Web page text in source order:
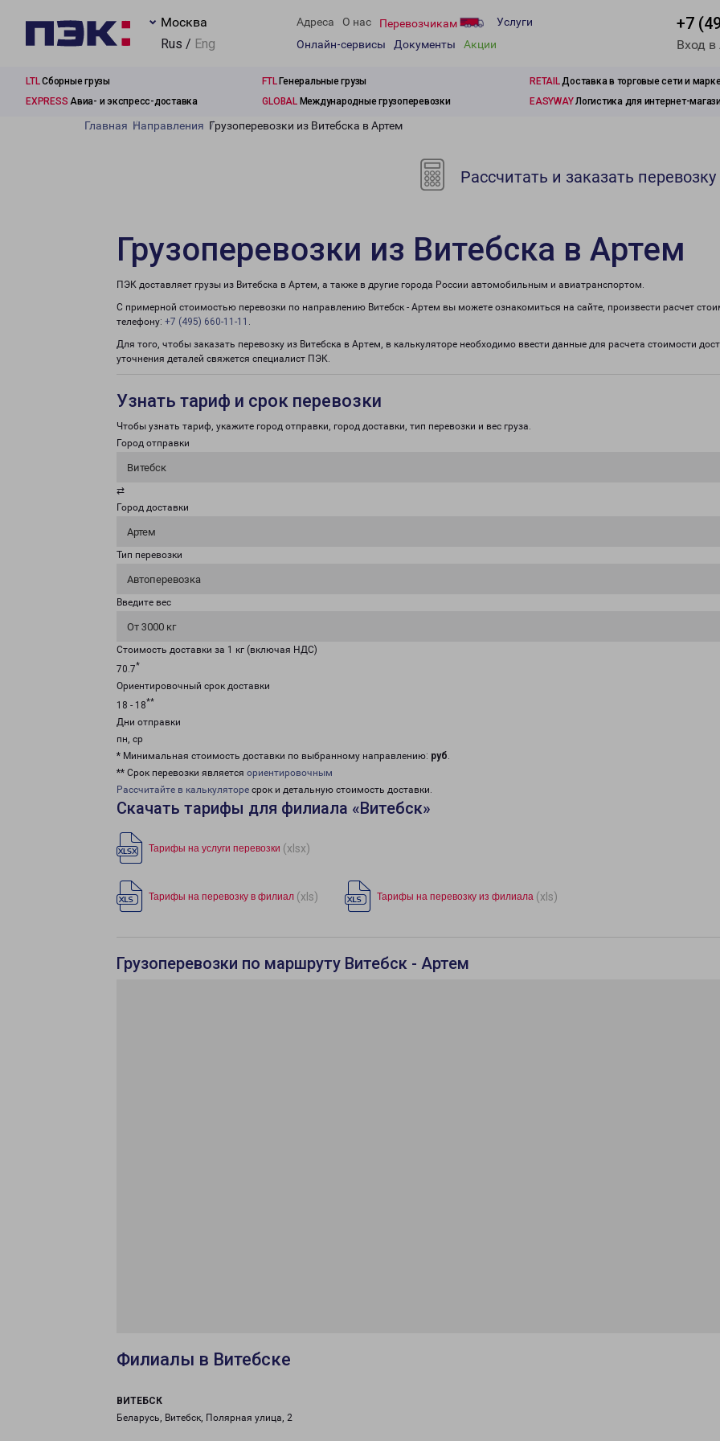
Москва
Rus / Eng
Адреса О нас Перевозчикам
Услуги
Онлайн-сервисы
Документы Акции
+7
Вход
LTLСборные грузы FTLГенеральные грузы RETAILДоставка в торговые сети и
EXPRESS Авиа- и экспресс-доставка GLOBALМеждународные грузоперевозки EASYWAYЛогистика для интернет-
Главная Направления Грузоперевозки из Витебска в Артем
Рассчитать и заказать перевозку
Грузоперевозки из Витебска в Артем
ПЭК доставляет грузы из Витебска в Артем, а также в другие города России автомобильным и авиатранспортом.
С примерной стоимостью перевозки по направлению Витебск - Артем вы можете ознакомиться на сайте, произвести расчет
телефону: +7 (495) 660-11-11 .
Для того, чтобы заказать перевозку из Витебска в Артем, в калькуляторе необходимо ввести данные для расчета стоимости
уточнения деталей свяжется специалист ПЭК.
Узнать тариф и срок перевозки
Чтобы узнать тариф, укажите город отправки, город доставки, тип перевозки и вес груза.
Город отправки
Витебск
⇄
Город доставки
Артем
Тип перевозки
Автоперевозка
Введите вес
От 3000 кг
Стоимость доставки за 1 кг (включая НДС)
70.7*
Ориентировочный срок доставки
18 - 18**
Дни отправки
пн, ср
* Минимальная стоимость доставки по выбранному направлению: руб.
** Срок перевозки является ориентировочным
Рассчитайте в калькуляторе срок и детальную стоимость доставки.
Скачать тарифы для филиала «Витебск»
Тарифы на услуги перевозки (xlsx)
Тарифы на перевозку в филиал (xls) Тарифы на перевозку из филиала (xls)
Грузоперевозки по маршруту Витебск - Артем
Филиалы в Витебске
ВИТЕБСК
Беларусь, Витебск, Полярная улица, 2